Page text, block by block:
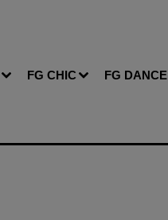
FG CHIC FG DANCE